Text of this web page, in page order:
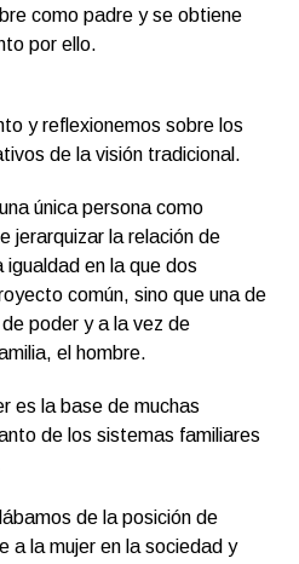
como padre y se obtiene
por ello.
y reflexionemos sobre los
de la visión tradicional.
única persona como
jerarquizar la relación de
en la que dos
común, sino que una de
poder y a la vez de
el hombre.
es la base de muchas
de los sistemas familiares
de la posición de
a la mujer en la sociedad y